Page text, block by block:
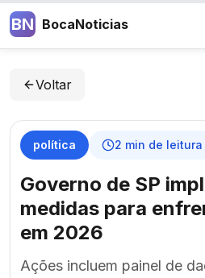
BN BocaNoticias
Voltar
política 2 min de leitura
Governo de SP
medidas para
em 2026
Ações incluem painel de